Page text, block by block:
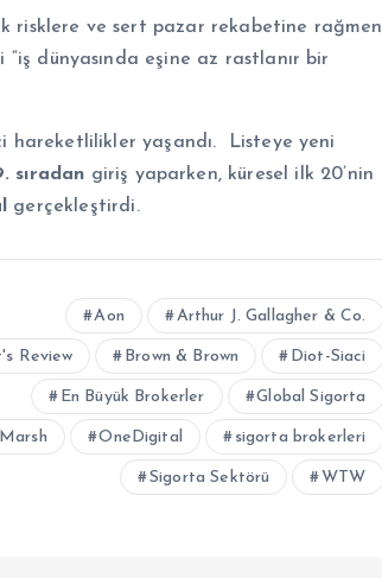
risklere ve sert pazar rekabetine rağmen
“iş dünyasında eşine az rastlanır bir
hareketlilikler yaşandı. Listeye yeni
sıradan giriş yaparken, küresel ilk 20’nin
gerçekleştirdi.
Aon Arthur J. Gallagher & Co.
Review Brown & Brown Diot-Siaci
En Büyük Brokerler Global Sigorta
Marsh OneDigital sigorta brokerleri
Sigorta Sektörü WTW